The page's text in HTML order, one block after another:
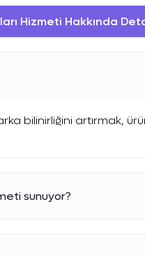
Hizmeti Hakkında
bilinirliğini artırmak,
sunuyor?